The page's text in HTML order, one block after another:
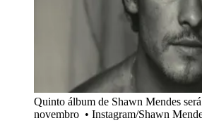
Quinto álbum de Shawn Mendes
novembro • Instagram/Shawn